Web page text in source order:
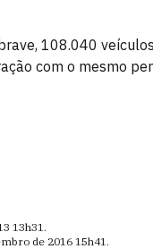
108.040
com o mesmo
13h31.
de 2016 15h41.